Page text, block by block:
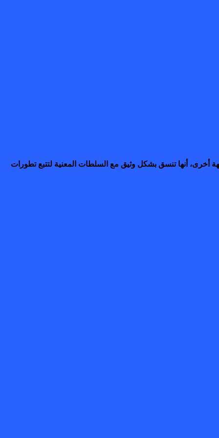
أخرى، أنها تنسق بشكل وثيق مع السلطات المعنية لتتبع تطورات